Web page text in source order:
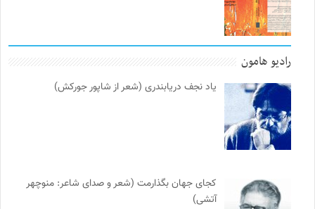
رادیو هامون
یاد نجف دریابندری (شعر از شاپور جورکش)
کجای جهان بگذارمت (شعر و صدای شاعر: منوچهر
آتشی)